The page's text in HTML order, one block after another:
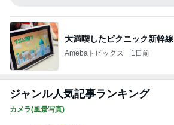
大満喫したピクニック新幹線
Amebaトピックス 1日前
ジャンル人気記事ランキング
カメラ(風景写真)